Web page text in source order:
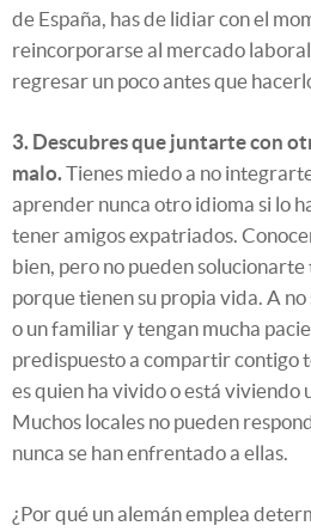
de España, has de lidiar con el
reincorporarse al mercado
regresar un poco antes que
3. Descubres que juntarte con
malo. Tienes miedo a no
aprender nunca otro idioma si lo
tener amigos expatriados.
bien, pero no pueden solucionarte
porque tienen su propia vida. A
o un familiar y tengan mucha
predispuesto a compartir contigo
es quien ha vivido o está viviendo
Muchos locales no pueden
nunca se han enfrentado a ellas.
¿Por qué un alemán emplea